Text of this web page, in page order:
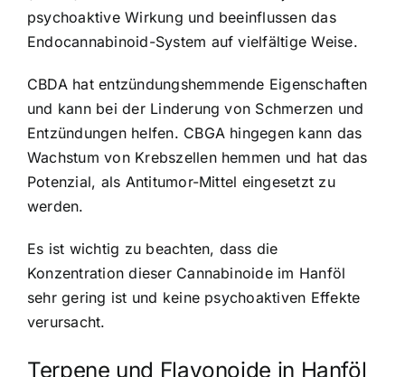
psychoaktive Wirkung und beeinflussen das
Endocannabinoid-System auf vielfältige Weise.
CBDA hat entzündungshemmende Eigenschaften
und kann bei der Linderung von Schmerzen und
Entzündungen helfen. CBGA hingegen kann das
Wachstum von Krebszellen hemmen und hat das
Potenzial, als Antitumor-Mittel eingesetzt zu
werden.
Es ist wichtig zu beachten, dass die
Konzentration dieser Cannabinoide im Hanföl
sehr gering ist und keine psychoaktiven Effekte
verursacht.
Terpene und Flavonoide in Hanföl